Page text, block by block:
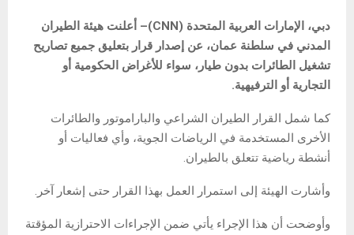
دبي، الإمارات العربية المتحدة (CNN)– أعلنت هيئة الطيران
المدني في سلطنة عمان، عن إصدار قرار بتعليق جميع تصاريح
تشغيل الطائرات بدون طيار، سواء للأغراض الحكومية أو
التجارية أو الترفيهية.
كما شمل القرار الطيران الشراعي والباراموتور والطائرات
الأخرى المستخدمة في الرياضات الجوية، وأي فعاليات أو
أنشطة رياضية تتعلق بالطيران.
وأشارت الهيئة إلى استمرار العمل بهذا القرار حتى إشعار آخر.
وأوضحت أن هذا الإجراء يأتي ضمن الإجراءات الاحترازية المؤقتة